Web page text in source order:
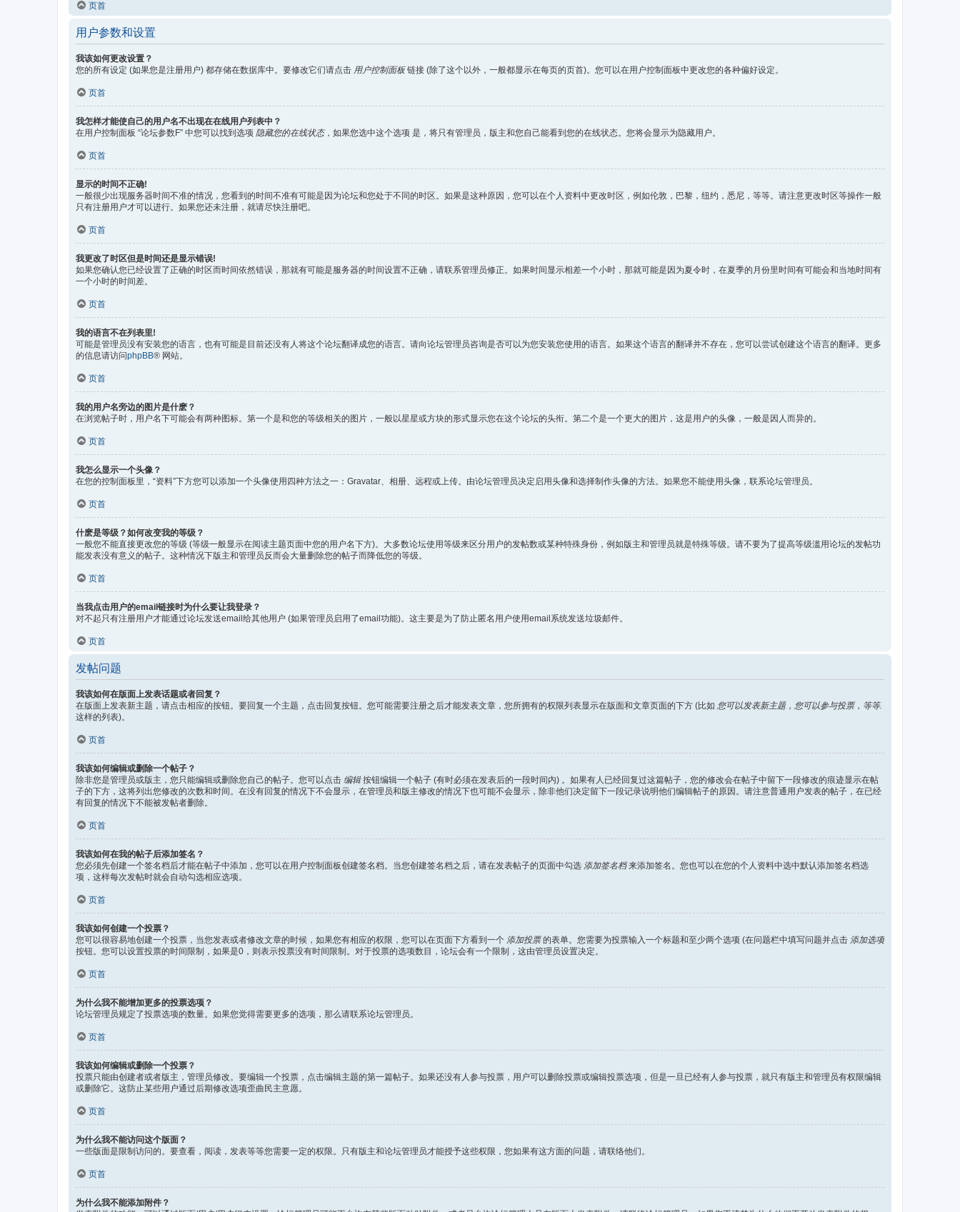
页首
用户参数和设置
我该如何更改设置？
您的所有设定 (如果您是注册用户) 都存储在数据库中。要修改它们请点击 用户控制面板链接 (除了这个以外，一般都显示在每页的页首)。您可以在用户控制面板中更改您的各种偏好设定。
页首
我怎样才能使自己的用户名不出现在在线用户列表中？
在用户控制面板 “论坛参数F” 中您可以找到选项 隐藏您的在线状态，如果您选中这个选项 是 ，将只有管理员，版主和您自己能看到您的在线状态。您将会显示为隐藏用户。
页首
显示的时间不正确!
一般很少出现服务器时间不准的情况，您看到的时间不准有可能是因为论坛和您处于不同的时区。如果是这种原因，您可以在个人资料中更改时区，例如伦敦，巴黎，纽约，悉尼，等等。请注意更改时区等操作一般
只有注册用户才可以进行。如果您还未注册，就请尽快注册吧。
页首
我更改了时区但是时间还是显示错误!
如果您确认您已经设置了正确的时区而时间依然错误，那就有可能是服务器的时间设置不正确，请联系管理员修正。如果时间显示相差一个小时，那就可能是因为夏令时，在夏季的月份里时间有可能会和当地时间有
一个小时的时间差。
页首
我的语言不在列表里!
可能是管理员没有安装您的语言，也有可能是目前还没有人将这个论坛翻译成您的语言。请向论坛管理员咨询是否可以为您安装您使用的语言。如果这个语言的翻译并不存在，您可以尝试创建这个语言的翻译。更多
的信息请访问phpBB® 网站。
页首
我的用户名旁边的图片是什麽？
在浏览帖子时，用户名下可能会有两种图标。第一个是和您的等级相关的图片，一般以星星或方块的形式显示您在这个论坛的头衔。第二个是一个更大的图片，这是用户的头像，一般是因人而异的。
页首
我怎么显示一个头像？
在您的控制面板里，“资料”下方您可以添加一个头像使用四种方法之一：Gravatar、相册、远程或上传。由论坛管理员决定启用头像和选择制作头像的方法。如果您不能使用头像，联系论坛管理员。
页首
什麽是等级？如何改变我的等级？
一般您不能直接更改您的等级 (等级一般显示在阅读主题页面中您的用户名下方)。大多数论坛使用等级来区分用户的发帖数或某种特殊身份，例如版主和管理员就是特殊等级。请不要为了提高等级滥用论坛的发帖功
能发表没有意义的帖子。这种情况下版主和管理员反而会大量删除您的帖子而降低您的等级。
页首
当我点击用户的email链接时为什么要让我登录？
对不起只有注册用户才能通过论坛发送email给其他用户 (如果管理员启用了email功能)。这主要是为了防止匿名用户使用email系统发送垃圾邮件。
页首
发帖问题
我该如何在版面上发表话题或者回复？
在版面上发表新主题，请点击相应的按钮。要回复一个主题，点击回复按钮。您可能需要注册之后才能发表文章，您所拥有的权限列表显示在版面和文章页面的下方 (比如 您可以发表新主题，您可以参与投票，等等.
这样的列表)。
页首
我该如何编辑或删除一个帖子？
除非您是管理员或版主，您只能编辑或删除您自己的帖子。您可以点击 编辑按钮编辑一个帖子 (有时必须在发表后的一段时间内) 。如果有人已经回复过这篇帖子，您的修改会在帖子中留下一段修改的痕迹显示在帖
子的下方，这将列出您修改的次数和时间。在没有回复的情况下不会显示，在管理员和版主修改的情况下也可能不会显示，除非他们决定留下一段记录说明他们编辑帖子的原因。请注意普通用户发表的帖子，在已经
有回复的情况下不能被发帖者删除。
页首
我该如何在我的帖子后添加签名？
您必须先创建一个签名档后才能在帖子中添加，您可以在用户控制面板创建签名档。当您创建签名档之后，请在发表帖子的页面中勾选 添加签名档来添加签名。您也可以在您的个人资料中选中默认添加签名档选
项，这样每次发帖时就会自动勾选相应选项。
页首
我该如何创建一个投票？
您可以很容易地创建一个投票，当您发表或者修改文章的时候，如果您有相应的权限，您可以在页面下方看到一个 添加投票的表单。您需要为投票输入一个标题和至少两个选项 (在问题栏中填写问题并点击 添加选项
按钮。您可以设置投票的时间限制，如果是0，则表示投票没有时间限制。对于投票的选项数目，论坛会有一个限制，这由管理员设置决定。
页首
为什么我不能增加更多的投票选项？
论坛管理员规定了投票选项的数量。如果您觉得需要更多的选项，那么请联系论坛管理员。
页首
我该如何编辑或删除一个投票？
投票只能由创建者或者版主，管理员修改。要编辑一个投票，点击编辑主题的第一篇帖子。如果还没有人参与投票，用户可以删除投票或编辑投票选项，但是一旦已经有人参与投票，就只有版主和管理员有权限编辑
或删除它。这防止某些用户通过后期修改选项歪曲民主意愿。
页首
为什么我不能访问这个版面？
一些版面是限制访问的。要查看，阅读，发表等等您需要一定的权限。只有版主和论坛管理员才能授予这些权限，您如果有这方面的问题，请联络他们。
页首
为什么我不能添加附件？